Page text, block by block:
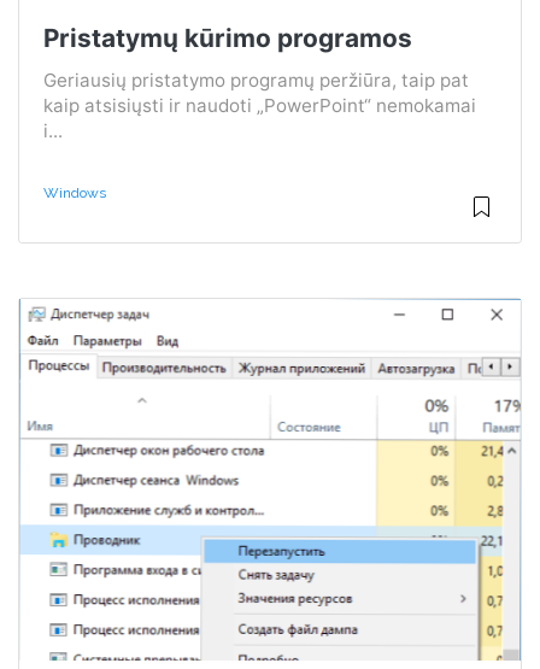
Pristatymų kūrimo programos
Geriausių pristatymo programų peržiūra, taip pat
kaip atsisiųsti ir naudoti „PowerPoint“ nemokamai
i...
Windows